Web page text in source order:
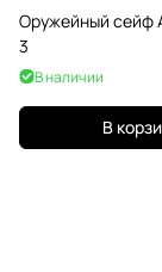
Оружейный сейф
3
В наличии
В